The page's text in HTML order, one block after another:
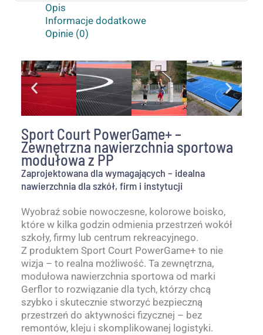
Opis
Informacje dodatkowe
Opinie (0)
Sport Court PowerGame+ –
Zewnętrzna nawierzchnia sportowa
modułowa z PP
Zaprojektowana dla wymagających – idealna
nawierzchnia dla szkół, firm i instytucji
Wyobraź sobie nowoczesne, kolorowe boisko,
które w kilka godzin odmienia przestrzeń wokół
szkoły, firmy lub centrum rekreacyjnego.
Z produktem Sport Court PowerGame+ to nie
wizja – to realna możliwość. Ta zewnętrzna,
modułowa nawierzchnia sportowa od marki
Gerflor to rozwiązanie dla tych, którzy chcą
szybko i skutecznie stworzyć bezpieczną
przestrzeń do aktywności fizycznej – bez
remontów, kleju i skomplikowanej logistyki.